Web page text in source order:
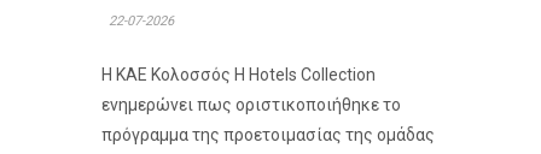
22-07-2026
Η ΚΑΕ Κολοσσός H Hotels Collection
ενημερώνει πως οριστικοποιήθηκε το
πρόγραμμα της προετοιμασίας της ομάδας